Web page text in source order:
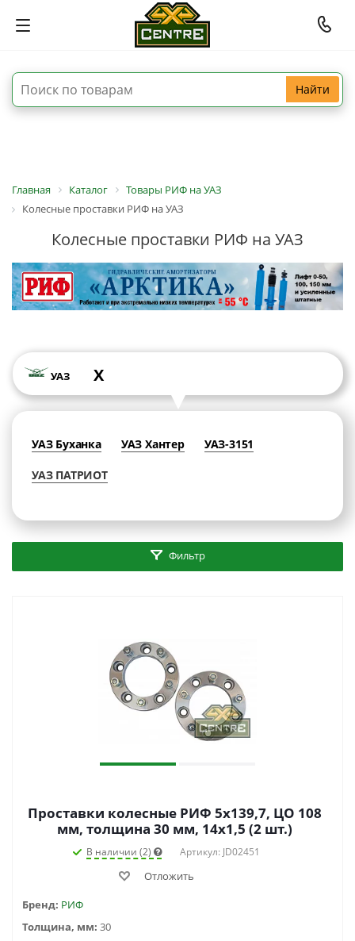
Найти
Главная Каталог
Товары РИФ на УАЗ
Колесные проставки РИФ на УАЗ
Колесные проставки РИФ на УАЗ
УАЗ X
УАЗ Буханка УАЗ Хантер УАЗ-3151
УАЗ ПАТРИОТ
Фильтр
Проставки колесные РИФ 5x139,7, ЦО 108
мм, толщина 30 мм, 14x1,5 (2 шт.)
В наличии (2) Артикул: JD02451
Отложить
Бренд: РИФ
Толщина, мм: 30